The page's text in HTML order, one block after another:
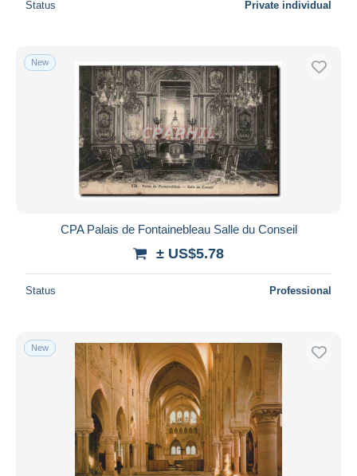
Status Private individual
New
CPA Palais de Fontainebleau Salle du Conseil
± US$5.78
Status Professional
New